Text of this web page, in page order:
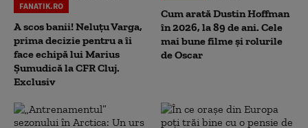
FANATIK.RO
A scos banii! Neluțu Varga,
prima decizie pentru a îi
face echipă lui Marius
Șumudică la CFR Cluj.
Exclusiv
Cum arată Dustin Hoffman
în 2026, la 89 de ani. Cele
mai bune filme și rolurile
de Oscar